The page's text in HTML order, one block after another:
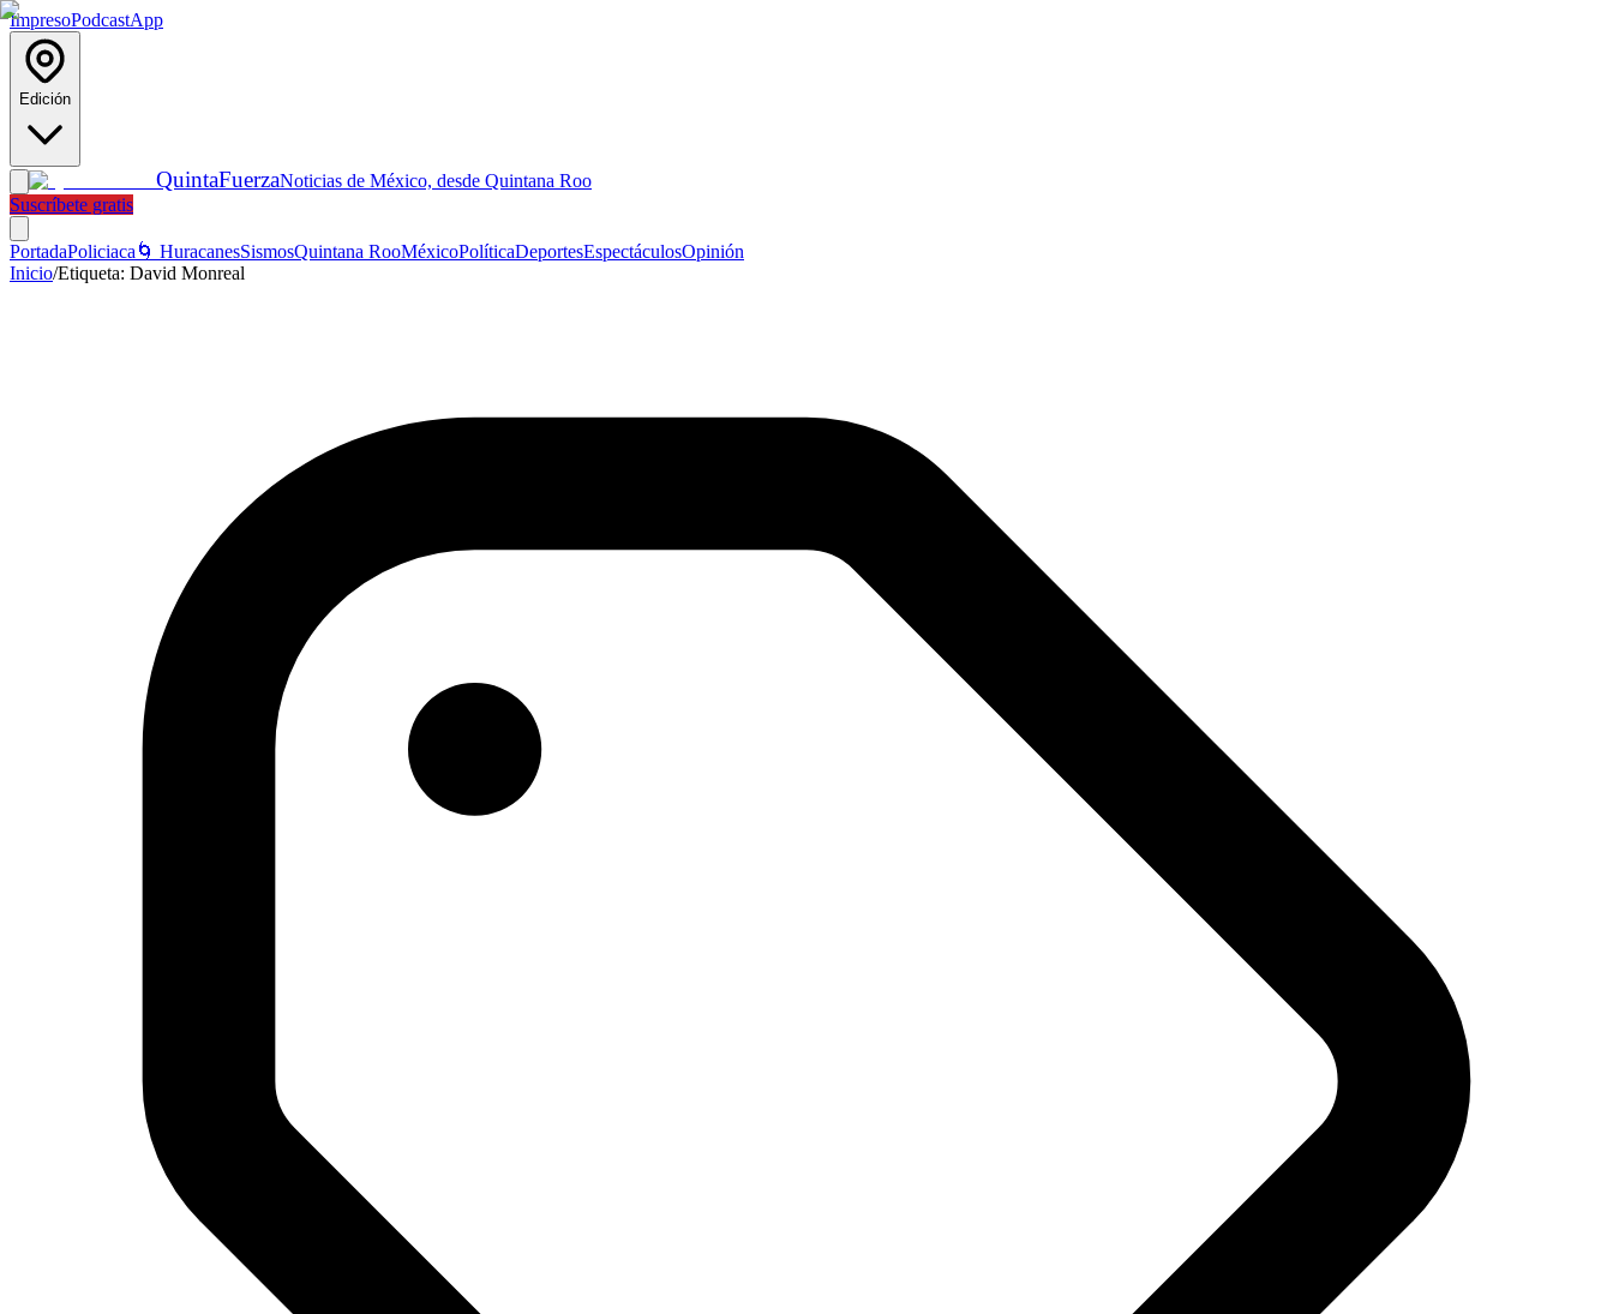
ImpresoPodcastApp
Edición
QuintaFuerzaNoticias de México, desde Quintana Roo
Suscríbete gratis
PortadaPoliciaca 🌀 HuracanesSismosQuintana RooMéxicoPolíticaDeportesEspectáculosOpinión
Inicio/Etiqueta: David Monreal